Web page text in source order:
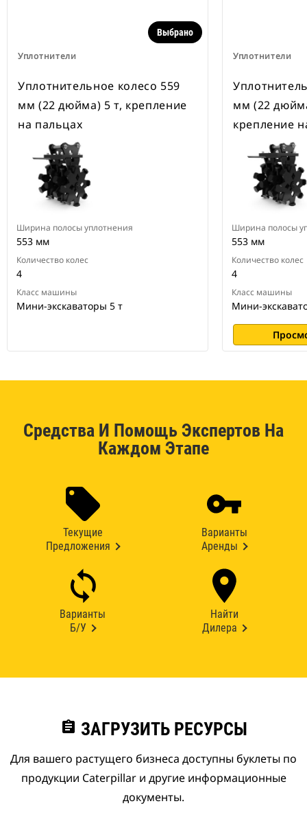
Уплотнители
Выбрано
Уплотнительное колесо 559
мм (22 дюйма) 5 т, крепление
на пальцах
Ширина полосы уплотнения
553 мм
Количество колес
4
Класс машины
Мини-экскаваторы 5 т
Уплотнители
мм (22
крепление
Ширина полосы
553 мм
Количество колес
4
Класс машины
Мини-
Средства И Помощь Экспертов На
Каждом Этапе
Текущие
Предложения
Варианты
Аренды
Варианты
Б/У
Найти
Дилера
assignment ЗАГРУЗИТЬ РЕСУРСЫ
Для вашего растущего бизнеса доступны буклеты по
продукции Caterpillar и другие информационные
документы.